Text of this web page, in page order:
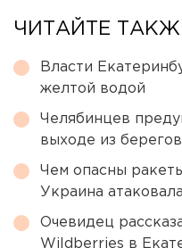
ЧИТАЙТЕ
Власти
желтой водой
Челябинцев
выходе из
Чем опасны
Украина
Очевидец
Wildberries в